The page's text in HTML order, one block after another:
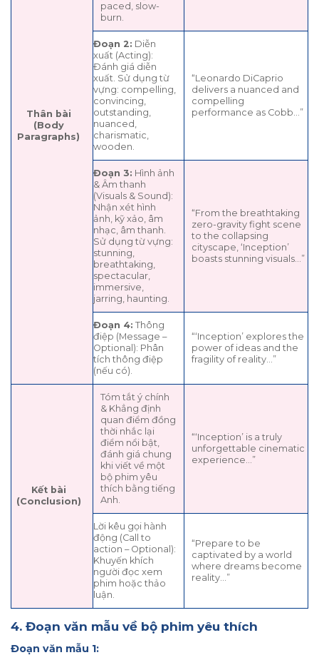
Thân bài
(Body
Paragraphs)
paced, slow-
burn.
Đoạn 2: Diễn
xuất (Acting):
Đánh giá diễn
xuất. Sử dụng từ
vựng: compelling,
convincing,
outstanding,
nuanced,
charismatic,
wooden.
“Leonardo DiCaprio
delivers a nuanced and
compelling
performance as Cobb…”
Đoạn 3: Hình ảnh
& Âm thanh
(Visuals & Sound):
Nhận xét hình
ảnh, kỹ xảo, âm
nhạc, âm thanh.
Sử dụng từ vựng:
stunning,
breathtaking,
spectacular,
immersive,
jarring, haunting.
“From the breathtaking
zero-gravity fight scene
to the collapsing
cityscape, ‘Inception’
boasts stunning visuals…”
Đoạn 4: Thông
điệp (Message –
Optional): Phân
tích thông điệp
(nếu có).
“‘Inception’ explores the
power of ideas and the
fragility of reality…”
Kết bài
(Conclusion)
Tóm tắt ý chính
& Khẳng định
quan điểm đồng
thời nhắc lại
điểm nổi bật,
đánh giá chung
khi viết về một
bộ phim yêu
thích bằng tiếng
Anh.
“‘Inception’ is a truly
unforgettable cinematic
experience…”
Lời kêu gọi hành
động (Call to
action – Optional):
Khuyến khích
người đọc xem
phim hoặc thảo
luận.
“Prepare to be
captivated by a world
where dreams become
reality…”
4. Đoạn văn mẫu về bộ phim yêu thích
Đoạn văn mẫu 1: